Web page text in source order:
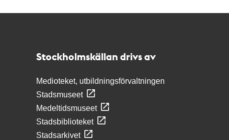
Stockholmskällan drivs av
Medioteket, utbildningsförvaltningen
Stadsmuseet
Medeltidsmuseet
Stadsbiblioteket
Stadsarkivet